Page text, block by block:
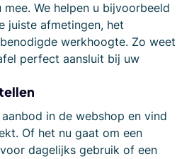
We helpen u bijvoorbeeld
juiste afmetingen, het
werkhoogte. Zo weet
perfect aansluit bij uw
in de webshop en vind
Of het nu gaat om een
dagelijks gebruik of een